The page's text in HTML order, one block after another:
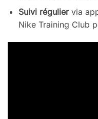
Suivi réguliervia
Nike Training Club